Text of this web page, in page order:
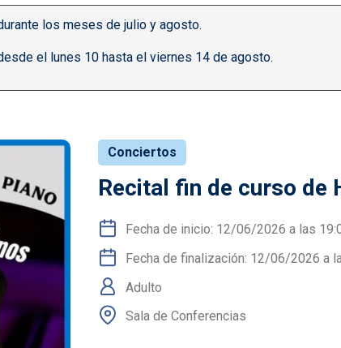
los meses de julio y agosto.
el lunes 10 hasta el viernes 14 de agosto.
Conciertos
Recital fin de curso de
Fecha de inicio: 12/06/2026 a las
Fecha de finalización: 12/06/2026 a
Adulto
Sala de Conferencias